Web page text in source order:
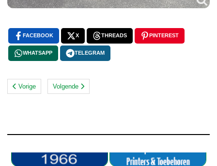
FACEBOOK X THREADS PINTEREST
WHATSAPP TELEGRAM
Vorige Volgende